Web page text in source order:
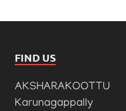
FIND US
AKSHARAKOOTTU
Karunagappally